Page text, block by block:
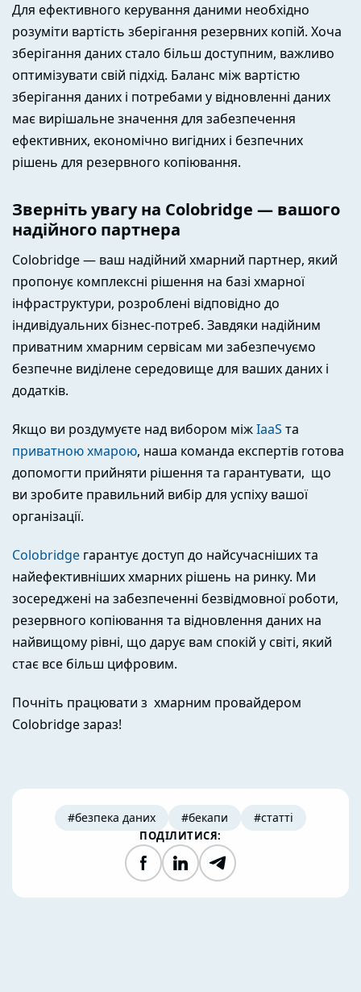
Для ефективного керування даними необхідно
розуміти вартість зберігання резервних копій. Хоча
зберігання даних стало більш доступним, важливо
оптимізувати свій підхід. Баланс між вартістю
зберігання даних і потребами у відновленні даних
має вирішальне значення для забезпечення
ефективних, економічно вигідних і безпечних
рішень для резервного копіювання.
Зверніть увагу на Colobridge — вашого
надійного партнера
Colobridge — ваш надійний хмарний партнер, який
пропонує комплексні рішення на базі хмарної
інфраструктури, розроблені відповідно до
індивідуальних бізнес-потреб. Завдяки надійним
приватним хмарним сервісам ми забезпечуємо
безпечне виділене середовище для ваших даних і
додатків.
Якщо ви роздумуєте над вибором міжIaaS та
приватною хмарою, наша команда експертів готова
допомогти прийняти рішення та гарантувати, що
ви зробите правильний вибір для успіху вашої
організації.
Colobridge гарантує доступ до найсучасніших та
найефективніших хмарних рішень на ринку. Ми
зосереджені на забезпеченні безвідмовної роботи,
резервного копіювання та відновлення даних на
найвищому рівні, що дарує вам спокій у світі, який
стає все більш цифровим.
Почніть працювати з хмарним провайдером
Colobridge зараз!
#безпека даних #бекапи #статті
ПОДІЛИТИСЯ:
FacebookLinkedInTelegram